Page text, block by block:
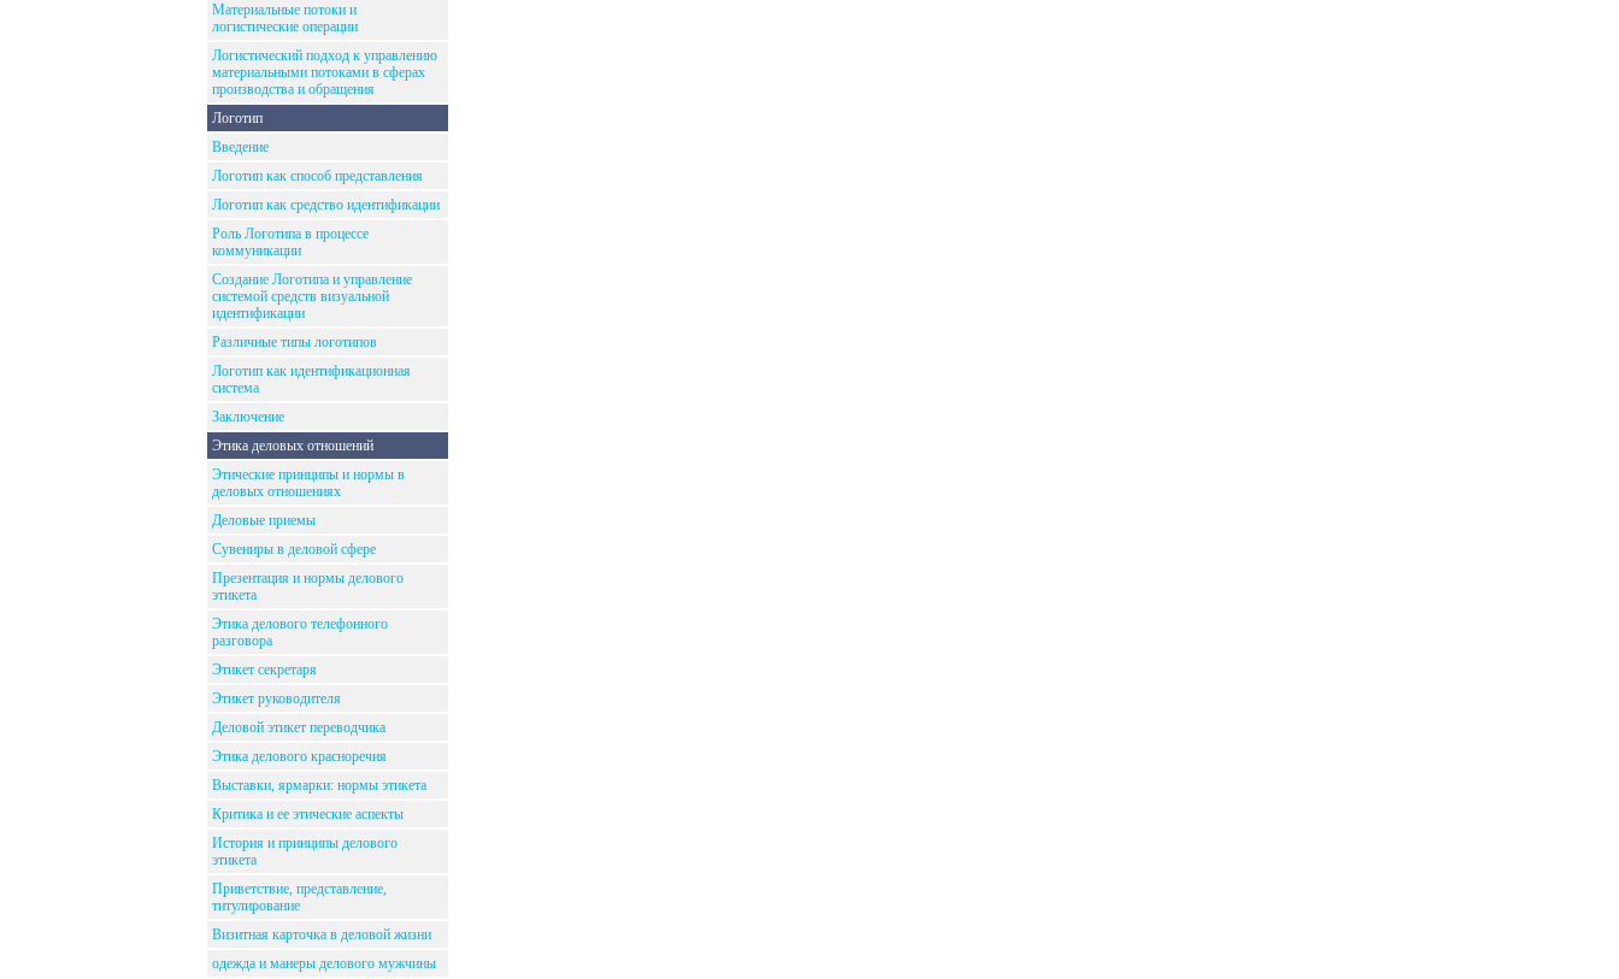
Материальные потоки и
логистические операции
Логистический подход к управлению
материальными потоками в сферах
производства и обращения
Логотип
Введение
Логотип как способ представления
Логотип как средство идентификации
Роль Логотипа в процессе
коммуникации
Создание Логотипа и управление
системой средств визуальной
идентификации
Различные типы логотипов
Логотип как идентификационная
система
Заключение
Этика деловых отношений
Этические принципы и нормы в
деловых отношениях
Деловые приемы
Сувениры в деловой сфере
Презентация и нормы делового
этикета
Этика делового телефонного
разговора
Этикет секретаря
Этикет руководителя
Деловой этикет переводчика
Этика делового красноречия
Выставки, ярмарки: нормы этикета
Критика и ее этические аспекты
История и принципы делового
этикета
Приветствие, представление,
титулирование
Визитная карточка в деловой жизни
одежда и манеры делового мужчины